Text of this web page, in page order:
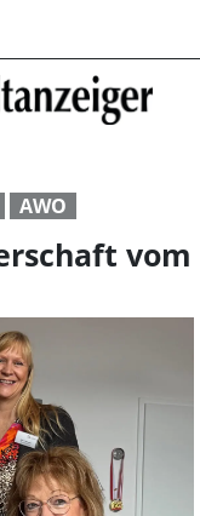
AWO
vom